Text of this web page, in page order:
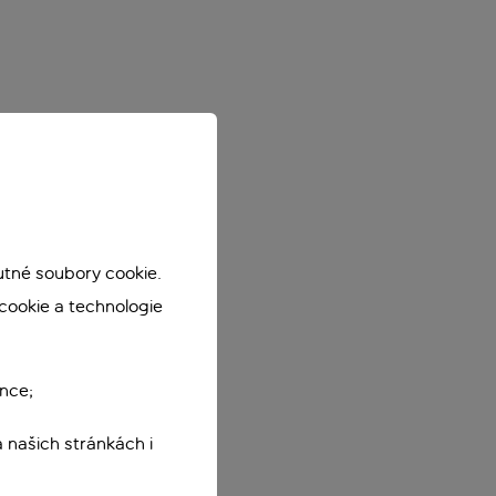
soubory cookie.
a technologie
našich stránkách i